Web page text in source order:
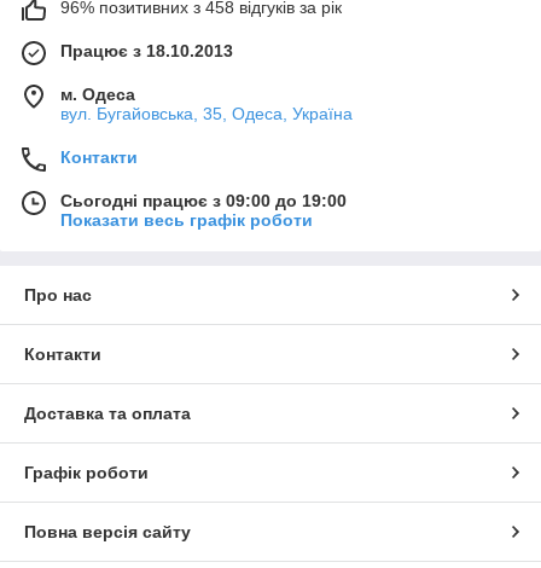
96% позитивних з 458 відгуків за рік
Працює з 18.10.2013
м. Одеса
вул. Бугайовська, 35, Одеса, Україна
Контакти
Сьогодні працює з 09:00 до 19:00
Показати весь графік роботи
Про нас
Контакти
Доставка та оплата
Графік роботи
Повна версія сайту